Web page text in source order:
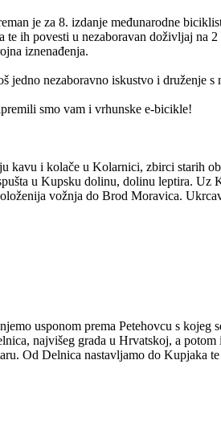
je za 8. izdanje međunarodne
ih povesti u nezaboravan doživljaj
iznenađenja.
jedno nezaboravno iskustvo i druženje
smo vam i vrhunske e-bicikle!
i kolače u Kolarnici, zbirci starih
u Kupsku dolinu, dolinu leptira.
vožnja do Brod Moravica.
usponom prema Petehovcu s
najvišeg grada u Hrvatskoj, a
Od Delnica nastavljamo do Kupjaka